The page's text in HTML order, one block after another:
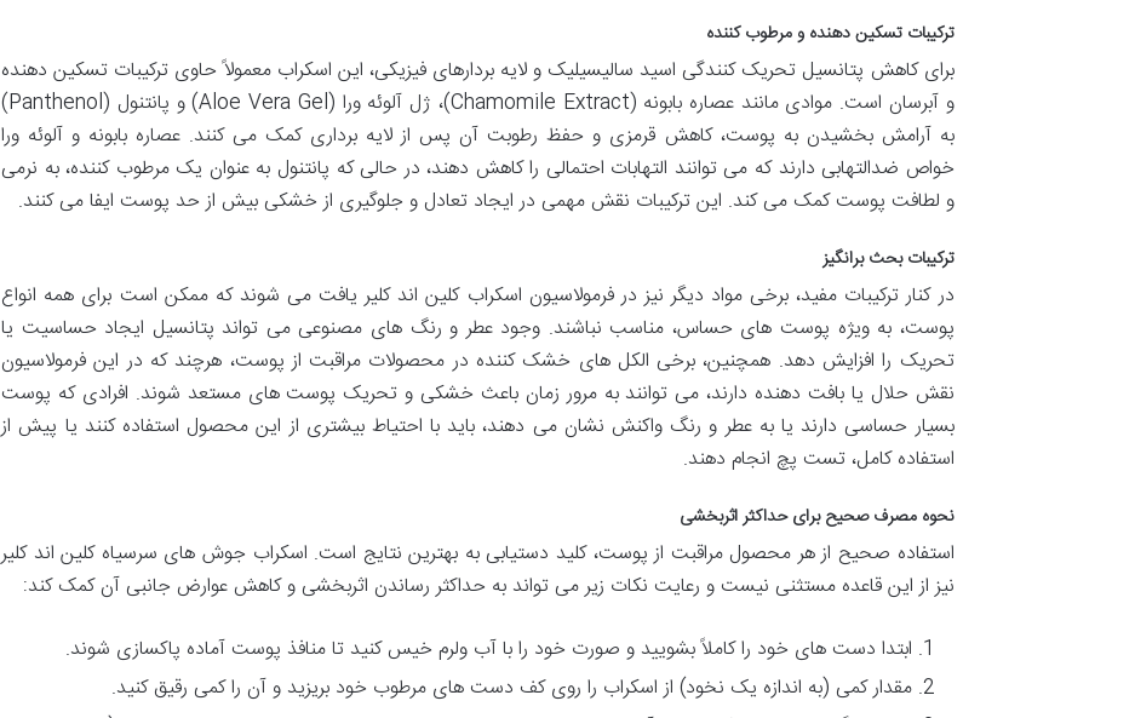
ترکیبات تسکین دهنده و مرطوب کننده
برای کاهش پتانسیل تحریک کنندگی اسید سالیسیلیک و لایه بردارهای فیزیکی، این اسکراب معمولاً حاوی ترکیبات تسکین دهنده
و آبرسان است. موادی مانند عصاره بابونه (Chamomile Extract)، ژل آلوئه ورا (Aloe Vera Gel) و پانتنول (Panthenol)
به آرامش بخشیدن به پوست، کاهش قرمزی و حفظ رطوبت آن پس از لایه برداری کمک می کنند. عصاره بابونه و آلوئه ورا
خواص ضدالتهابی دارند که می توانند التهابات احتمالی را کاهش دهند، در حالی که پانتنول به عنوان یک مرطوب کننده، به نرمی
و لطافت پوست کمک می کند. این ترکیبات نقش مهمی در ایجاد تعادل و جلوگیری از خشکی بیش از حد پوست ایفا می کنند.
ترکیبات بحث برانگیز
در کنار ترکیبات مفید، برخی مواد دیگر نیز در فرمولاسیون اسکراب کلین اند کلیر یافت می شوند که ممکن است برای همه انواع
پوست، به ویژه پوست های حساس، مناسب نباشند. وجود عطر و رنگ های مصنوعی می تواند پتانسیل ایجاد حساسیت یا
تحریک را افزایش دهد. همچنین، برخی الکل های خشک کننده در محصولات مراقبت از پوست، هرچند که در این فرمولاسیون
نقش حلال یا بافت دهنده دارند، می توانند به مرور زمان باعث خشکی و تحریک پوست های مستعد شوند. افرادی که پوست
بسیار حساسی دارند یا به عطر و رنگ واکنش نشان می دهند، باید با احتیاط بیشتری از این محصول استفاده کنند یا پیش از
استفاده کامل، تست پچ انجام دهند.
نحوه مصرف صحیح برای حداکثر اثربخشی
استفاده صحیح از هر محصول مراقبت از پوست، کلید دستیابی به بهترین نتایج است. اسکراب جوش های سرسیاه کلین اند کلیر
نیز از این قاعده مستثنی نیست و رعایت نکات زیر می تواند به حداکثر رساندن اثربخشی و کاهش عوارض جانبی آن کمک کند:
ابتدا دست های خود را کاملاً بشویید و صورت خود را با آب ولرم خیس کنید تا منافذ پوست آماده پاکسازی شوند.
مقدار کمی (به اندازه یک نخود) از اسکراب را روی کف دست های مرطوب خود بریزید و آن را کمی رقیق کنید.